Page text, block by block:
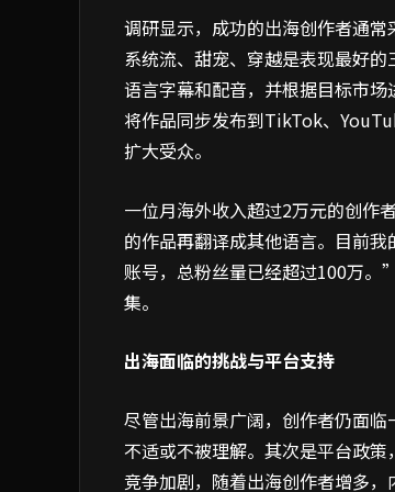
调研显示，成功的出海创作者通
系统流、甜宠、穿越是表现最好
语言字幕和配音，并根据目标市场
将作品同步发布到TikTok、
扩大受众。
一位月海外收入超过2万元的创
的作品再翻译成其他语言。目前
账号，总粉丝量已经超过100万
集。
出海面临的挑战与平台支持
尽管出海前景广阔，创作者仍面
不适或不被理解。其次是平台政
竞争加剧，随着出海创作者增多，